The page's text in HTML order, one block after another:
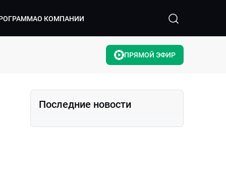
О КОМПАНИИ
ПРЯМОЙ ЭФИР
Последние новости